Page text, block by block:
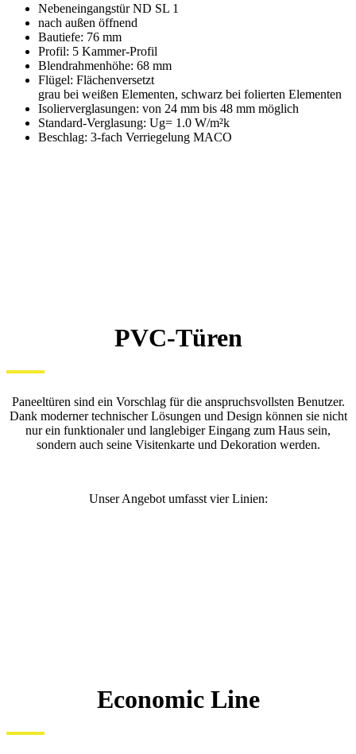
Nebeneingangstür ND SL 1
nach außen öffnend
Bautiefe: 76 mm
Profil: 5 Kammer-Profil
Blendrahmenhöhe: 68 mm
Flügel: Flächenversetzt
grau bei weißen Elementen, schwarz bei folierten Elementen
Isolierverglasungen: von 24 mm bis 48 mm möglich
Standard-Verglasung: Ug= 1.0 W/m²k
Beschlag: 3-fach Verriegelung MACO
PVC-Türen
Paneeltüren sind ein Vorschlag für die anspruchsvollsten Benutzer.
Dank moderner technischer Lösungen und Design können sie nicht
nur ein funktionaler und langlebiger Eingang zum Haus sein,
sondern auch seine Visitenkarte und Dekoration werden.
Unser Angebot umfasst vier Linien:
Economic Line